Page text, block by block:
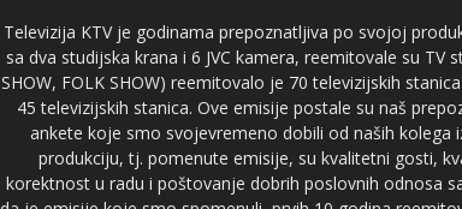
Televizija KTV je godinama prepoznatljiva po svojoj
sa dva studijska krana i 6 JVC kamera, reemitovale su
SHOW, FOLK SHOW) reemitovalo je 70 televizijskih
45 televizijskih stanica. Ove emisije postale su naš
ankete koje smo svojevremeno dobili od naših kolega
produkciju, tj. pomenute emisije, su kvalitetni gosti,
korektnost u radu i poštovanje dobrih poslovnih odnosa